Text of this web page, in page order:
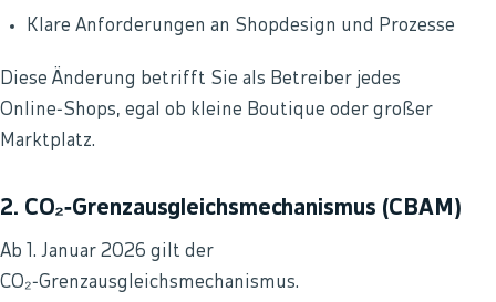
Klare Anforderungen an Shopdesign und Prozesse
Diese Änderung betrifft Sie als Betreiber jedes
Online‑Shops, egal ob kleine Boutique oder großer
Marktplatz.
2. CO₂‑Grenzausgleichsmechanismus (CBAM)
Ab 1. Januar 2026 gilt der
CO₂‑Grenzausgleichsmechanismus.